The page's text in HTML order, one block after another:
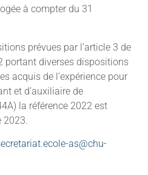
à compter du 31
prévues par l’article 3 de
portant diverses dispositions
acquis de l’expérience pour
et d’auxiliaire de
la référence 2022 est
2023.
as@chu-